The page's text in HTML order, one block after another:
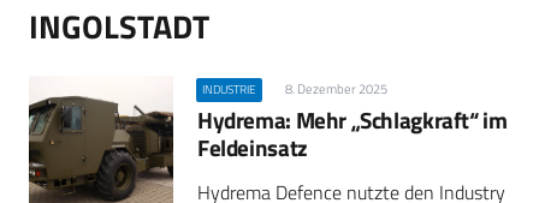
INGOLSTADT
INDUSTRIE 8. Dezember 2025
Hydrema: Mehr „Schlagkraft“ im
Feldeinsatz
Hydrema Defence nutzte den Industry